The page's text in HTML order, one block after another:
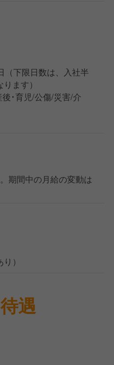
（下限日数は、入社半
ます）
･育児/公傷/災害/介
期間中の月給の変動は
）
遇